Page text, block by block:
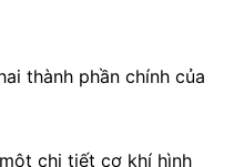
thành phần chính của
chi tiết cơ khí hình